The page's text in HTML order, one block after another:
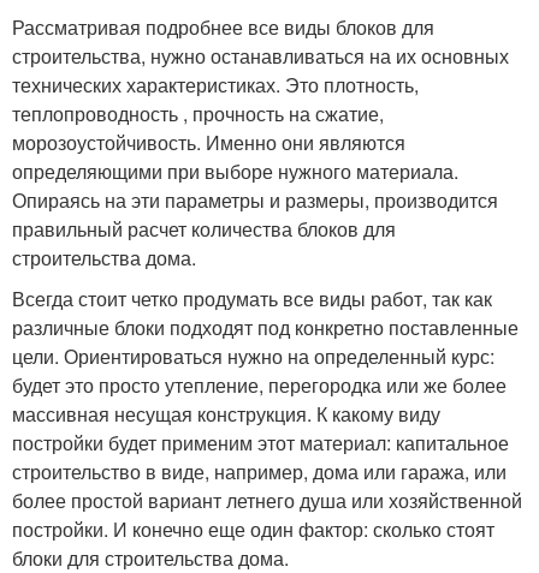
Рассматривая подробнее все виды блоков для
строительства, нужно останавливаться на их основных
технических характеристиках. Это плотность,
теплопроводность , прочность на сжатие,
морозоустойчивость. Именно они являются
определяющими при выборе нужного материала.
Опираясь на эти параметры и размеры, производится
правильный расчет количества блоков для
строительства дома.
Всегда стоит четко продумать все виды работ, так как
различные блоки подходят под конкретно поставленные
цели. Ориентироваться нужно на определенный курс:
будет это просто утепление, перегородка или же более
массивная несущая конструкция. К какому виду
постройки будет применим этот материал: капитальное
строительство в виде, например, дома или гаража, или
более простой вариант летнего душа или хозяйственной
постройки. И конечно еще один фактор: сколько стоят
блоки для строительства дома.